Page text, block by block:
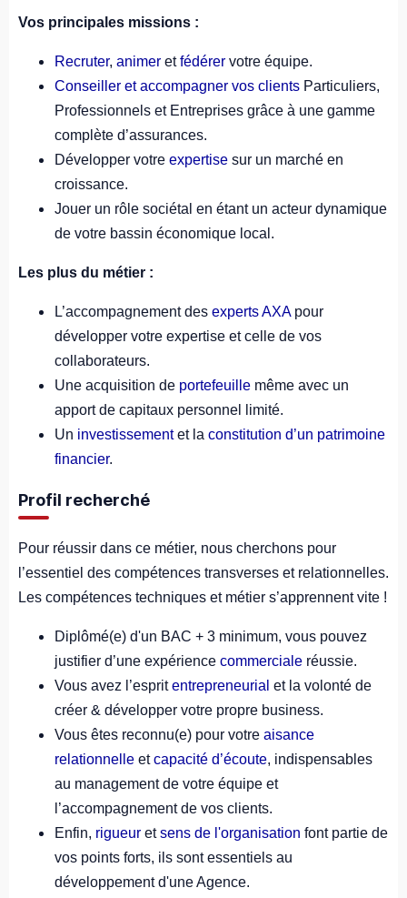
Vos principales missions :
Recruter, animer etfédérer votre équipe.
Conseiller et accompagner vos clients Particuliers,
Professionnels et Entreprises grâce à une gamme
complète d’assurances.
Développer votre expertise sur un marché en
croissance.
Jouer un rôle sociétal en étant un acteur dynamique
de votre bassin économique local.
Les plus du métier :
L’accompagnement des experts AXApour
développer votre expertise et celle de vos
collaborateurs.
Une acquisition de portefeuille même avec un
apport de capitaux personnel limité.
Un investissementet la constitution d’un patrimoine
financier.
Profil recherché
Pour réussir dans ce métier, nous cherchons pour
l’essentiel des compétences transverses et relationnelles.
Les compétences techniques et métier s’apprennent vite !
Diplômé(e) d'un BAC + 3 minimum, vous pouvez
justifier d’une expérience commerciale réussie.
Vous avez l’espritentrepreneurial et la volonté de
créer & développer votre propre business.
Vous êtes reconnu(e) pour votre aisance
relationnelle etcapacité d’écoute, indispensables
au management de votre équipe et
l’accompagnement de vos clients.
Enfin, rigueur etsens de l'organisation font partie de
vos points forts, ils sont essentiels au
développement d'une Agence.